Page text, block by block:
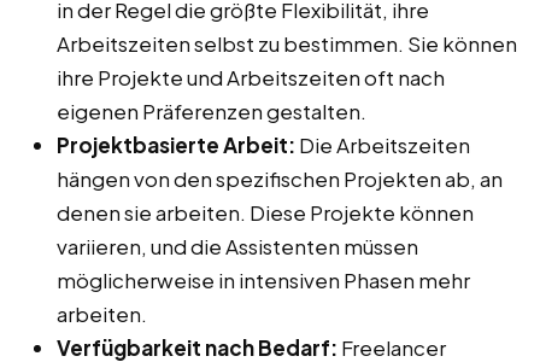
in der Regel die größte Flexibilität, ihre
Arbeitszeiten selbst zu bestimmen. Sie können
ihre Projekte und Arbeitszeiten oft nach
eigenen Präferenzen gestalten.
Projektbasierte Arbeit: Die Arbeitszeiten
hängen von den spezifischen Projekten ab, an
denen sie arbeiten. Diese Projekte können
variieren, und die Assistenten müssen
möglicherweise in intensiven Phasen mehr
arbeiten.
Verfügbarkeit nach Bedarf: Freelancer